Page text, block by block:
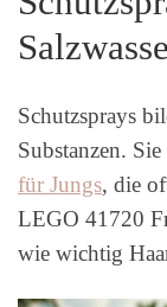
Schutzsprays
Substanzen.
für Jungs, die
LEGO 41720
wie wichtig